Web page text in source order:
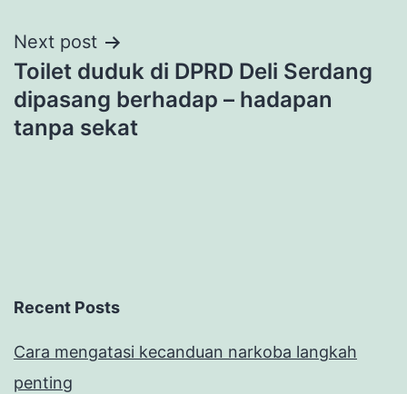
Next post
Toilet duduk di DPRD Deli Serdang
dipasang berhadap – hadapan
tanpa sekat
Recent Posts
Cara mengatasi kecanduan narkoba langkah
penting